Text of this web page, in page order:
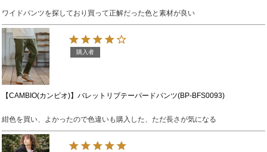
ワイドパンツを探しており買って正解だった色と素材が良い
【CAMBIO(カンビオ)】バレットリブテーパードパンツ(BP-BFS0093)
購入者
紺色を買い、よかったので色違いも購入した、ただ長さが気になる